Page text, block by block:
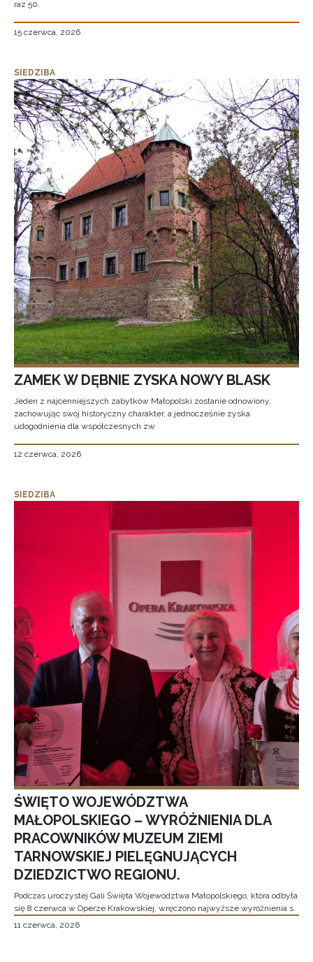
raz 50.
15 czerwca, 2026
SIEDZIBA
ZAMEK W DĘBNIE ZYSKA NOWY BLASK
Jeden z najcenniejszych zabytków Małopolski zostanie odnowiony,
zachowując swój historyczny charakter, a jednocześnie zyska
udogodnienia dla współczesnych zw
12 czerwca, 2026
SIEDZIBA
ŚWIĘTO WOJEWÓDZTWA
MAŁOPOLSKIEGO – WYRÓŻNIENIA DLA
PRACOWNIKÓW MUZEUM ZIEMI
TARNOWSKIEJ PIELĘGNUJĄCYCH
DZIEDZICTWO REGIONU.
Podczas uroczystej Gali Święta Województwa Małopolskiego, która odbyła
się 8 czerwca w Operze Krakowskiej, wręczono najwyższe wyróżnienia s
11 czerwca, 2026